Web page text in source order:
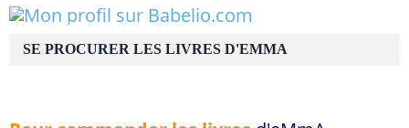
SE PROCURER LES LIVRES D'EMMA